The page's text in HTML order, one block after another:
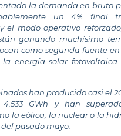
la demanda en bruto
un 4% final
el modo operativo
ganando muchísimo
como segunda fuente
energía solar
han producido casi el
4.533 GWh y han
la eólica, la nuclear o la
pasado mayo.